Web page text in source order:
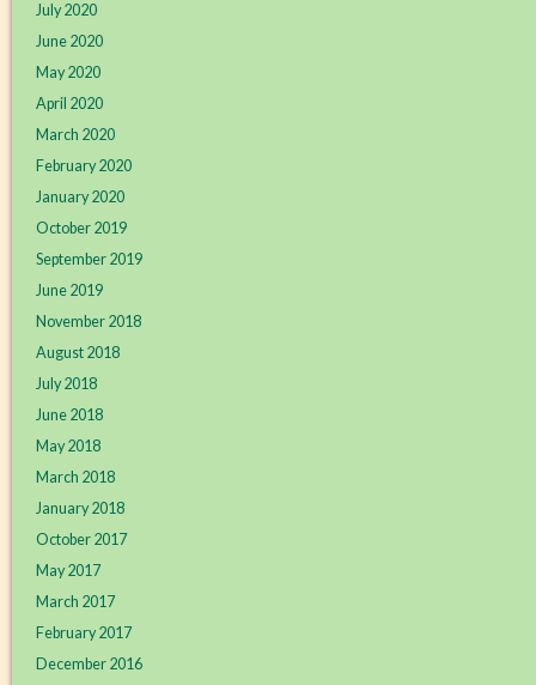
July 2020
June 2020
May 2020
April 2020
March 2020
February 2020
January 2020
October 2019
September 2019
June 2019
November 2018
August 2018
July 2018
June 2018
May 2018
March 2018
January 2018
October 2017
May 2017
March 2017
February 2017
December 2016